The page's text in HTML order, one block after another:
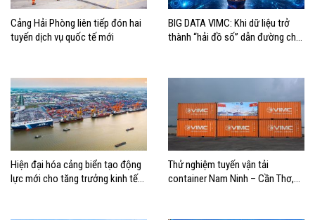
Cảng Hải Phòng liên tiếp đón hai
tuyến dịch vụ quốc tế mới
BIG DATA VIMC: Khi dữ liệu trở
thành “hải đồ số” dẫn đường cho
Hiện đại hóa cảng biển tạo động
lực mới cho tăng trưởng kinh tế
Thử nghiệm tuyến vận tải
container Nam Ninh – Cần Thơ,